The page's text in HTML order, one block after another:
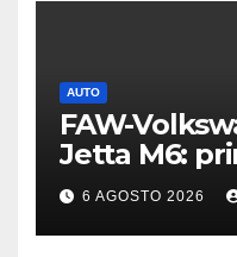
AUTO
FAW-
Jetta M6:
elettrica del
6 AGOSTO 2026